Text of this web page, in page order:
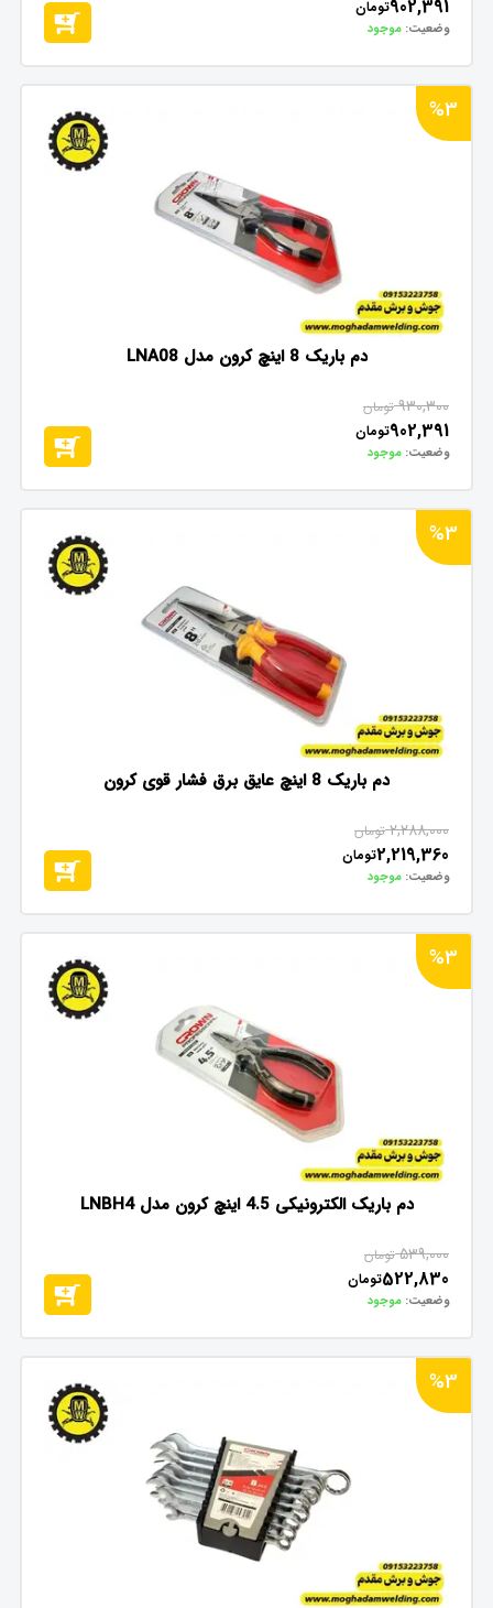
902,391تومان
وضعیت: موجود
%3
دم باریک 8 اینچ کرون مدل LNA08
930,300 تومان
902,391تومان
وضعیت: موجود
%3
دم باریک 8 اینچ عایق برق فشار قوی کرون
2,288,000 تومان
2,219,360تومان
وضعیت: موجود
%3
دم باریک الکترونیکی 4.5 اینچ کرون مدل LNBH4
539,000 تومان
522,830تومان
وضعیت: موجود
%3